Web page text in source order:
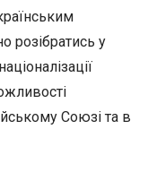
розібратись у
Союзі та в